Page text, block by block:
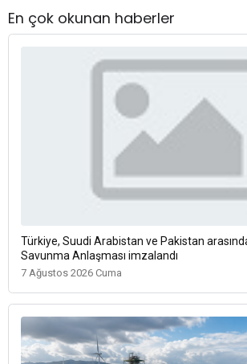
En çok okunan haberler
Türkiye, Suudi Arabistan ve Pakistan
Savunma Anlaşması imzalandı
7 Ağustos 2026 Cuma